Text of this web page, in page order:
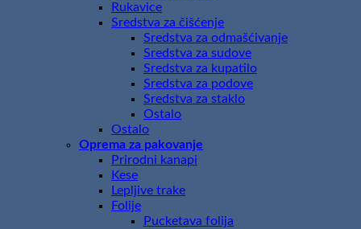
Rukavice
Sredstva za čišćenje
Sredstva za odmašćivanje
Sredstva za sudove
Sredstva za kupatilo
Sredstva za podove
Sredstva za staklo
Ostalo
Ostalo
Oprema za pakovanje
Prirodni kanapi
Kese
Lepljive trake
Folije
Pucketava folija